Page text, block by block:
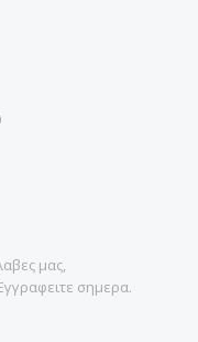
μας,
σημερα.